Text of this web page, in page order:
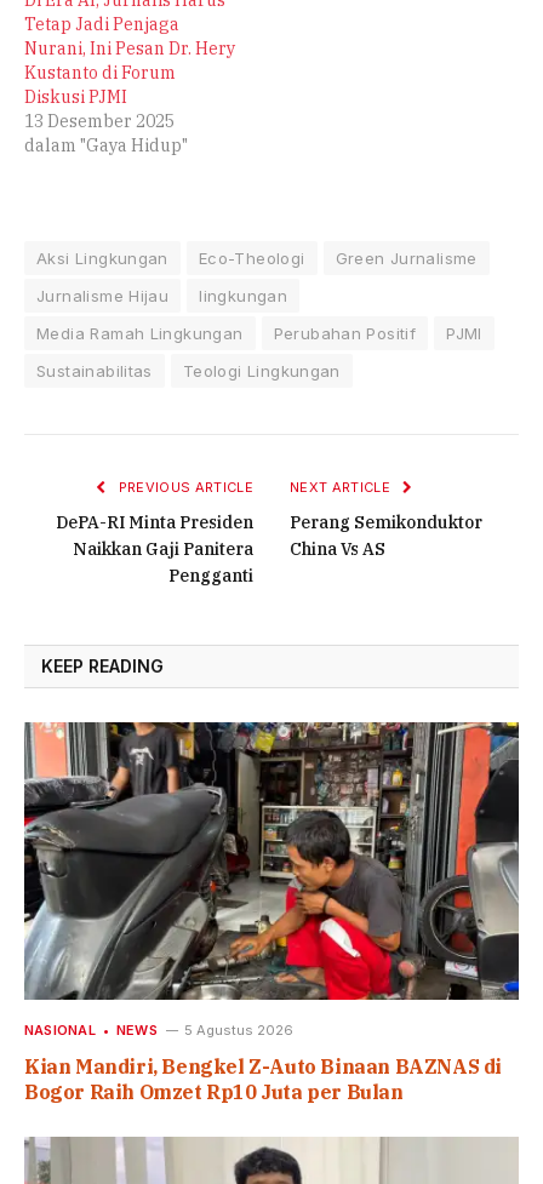
Tetap Jadi Penjaga
Nurani, Ini Pesan Dr. Hery
Kustanto di Forum
Diskusi PJMI
13 Desember 2025
dalam "Gaya Hidup"
Aksi Lingkungan Eco-Theologi
Green Jurnalisme
Jurnalisme Hijau
lingkungan
Media Ramah Lingkungan
Perubahan Positif
PJMI
Sustainabilitas
Teologi Lingkungan
PREVIOUS ARTICLE
DePA-RI Minta Presiden
Naikkan Gaji Panitera
Pengganti
NEXT ARTICLE
Perang Semikonduktor
China Vs AS
KEEP READING
NASIONAL NEWS 5 Agustus 2026
Kian Mandiri, Bengkel Z-Auto Binaan BAZNAS di
Bogor Raih Omzet Rp10 Juta per Bulan